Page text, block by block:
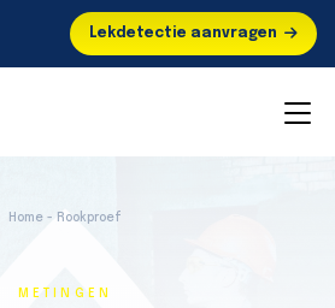
Lekdetectie aanvragen
Home - Rookproef
METINGEN